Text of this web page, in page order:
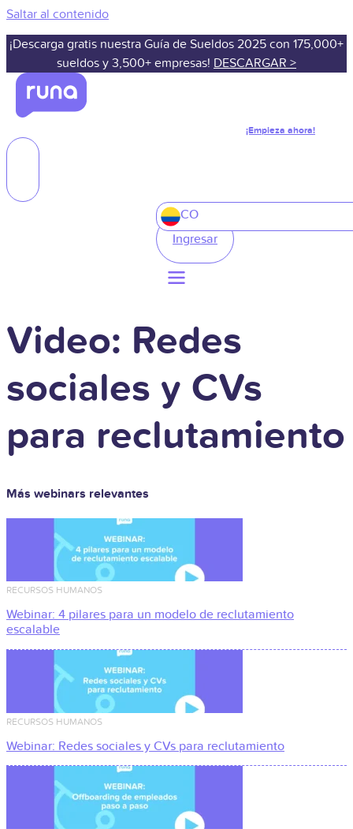
Saltar al contenido
¡Descarga gratis nuestra Guía de Sueldos 2025 con 175,000+
sueldos y 3,500+ empresas! DESCARGAR >
¡Empieza ahora!
CO
Ingresar
Video: Redes
sociales y CVs
para reclutamiento
Más webinars relevantes
RECURSOS HUMANOS
Webinar: 4 pilares para un modelo de reclutamiento
escalable
RECURSOS HUMANOS
Webinar: Redes sociales y CVs para reclutamiento